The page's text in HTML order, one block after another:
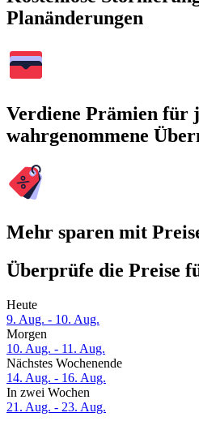
Planänderungen
Verdiene Prämien für
wahrgenommene
Mehr sparen mit
Überprüfe die Preise
Heute
9. Aug. - 10. Aug.
Morgen
10. Aug. - 11. Aug.
Nächstes Wochenende
14. Aug. - 16. Aug.
In zwei Wochen
21. Aug. - 23. Aug.